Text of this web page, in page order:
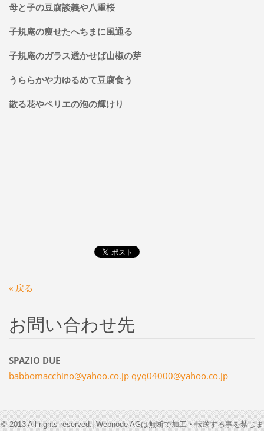
母と子の豆腐談義や八重桜
子規庵の痩せたへちまに風通る
子規庵のガラス透かせば山椒の芽
うららかや力ゆるめて豆腐食う
散る花やペリエの泡の輝けり
« 戻る
お問い合わせ先
SPAZIO DUE
babbomacchino@yahoo.co.jp qyq04000@yahoo.co.jp
© 2013 All rights reserved.| Webnode AGは無断で加工・転送する事を禁じま